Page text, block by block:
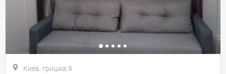
Киев, гришка 9